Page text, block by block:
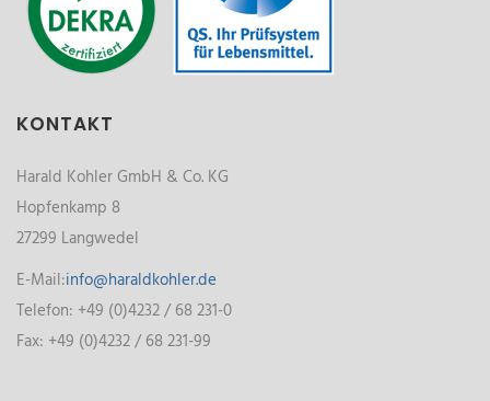
KONTAKT
Harald Kohler GmbH & Co. KG
Hopfenkamp 8
27299 Langwedel
E-Mail:info@haraldkohler.de
Telefon: +49 (0)4232 / 68 231-0
Fax: +49 (0)4232 / 68 231-99